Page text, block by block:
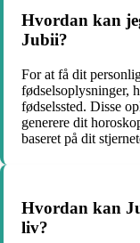
Hvordan kan
Jubii?
For at få dit
fødselsoplysninger,
fødselssted. Disse
generere dit
baseret på dit
Hvordan kan
liv?